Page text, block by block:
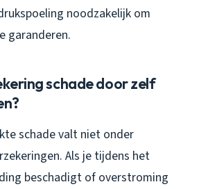
noodzakelijk om
garanderen.
schade door zelf
schade valt niet onder
Als je tijdens het
beschadigt of overstroming